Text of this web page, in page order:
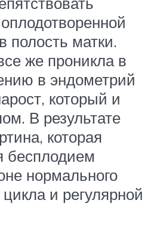
полость матки.
же проникла в
в эндометрий
который и
В результате
которая
бесплодием
нормального
и регулярной